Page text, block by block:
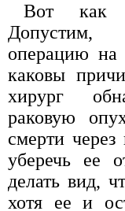
Вот как
Допустим,
операцию на
каковы
хирург
раковую
смерти
уберечь ее
делать вид,
хотя ее и